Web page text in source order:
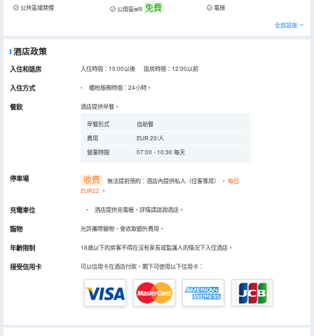
公共區域禁煙 公用區wifi 免費 電梯
全部設施
酒店政策
入住和退房 入住時間：15:00以後 退房時間：12:00以前
入住方式 櫃枱服務時間：24小時。
餐飲 酒店提供早餐。
早餐形式
自助餐
費用
EUR 20/人
營業時間
07:00 - 10:30 每天
停車場 收费 無法提前預約：酒店內提供私人（住客專用） ， 每日
EUR22 。
充電車位 • 酒店提供充電樁，詳情請諮詢酒店。
寵物 允許攜帶寵物，會收取額外費用。
年齡限制 18歲以下的房客不得在沒有家長或監護人的情況下入住酒店。
接受信用卡 可以信用卡在酒店付款，閣下可使用以下信用卡：